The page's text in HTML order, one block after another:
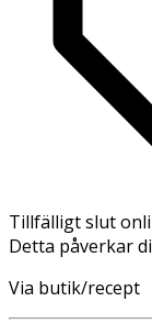
Tillfälligt slut
Detta påverkar
Via butik/recept